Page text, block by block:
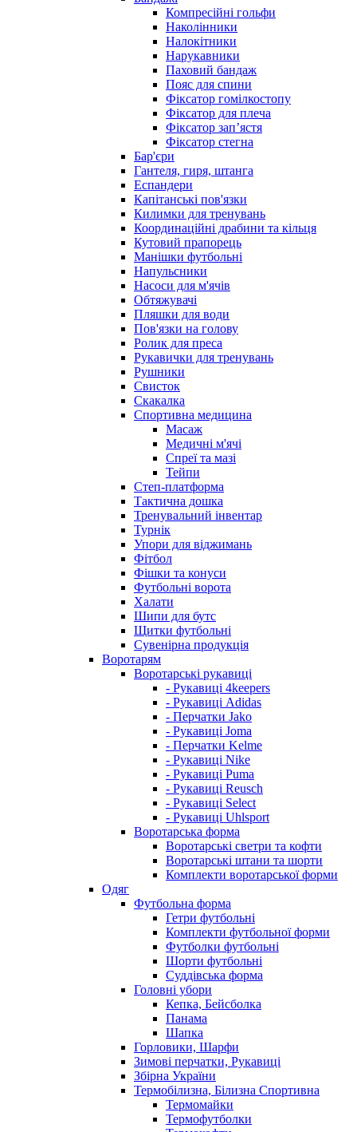
Компресійні гольфи
Наколінники
Налокітники
Нарукавники
Паховий бандаж
Пояс для спини
Фіксатор гомілкостопу
Фіксатор для плеча
Фіксатор запʼястя
Фіксатор стегна
Бар'єри
Гантеля, гиря, штанга
Еспандери
Капітанські пов'язки
Килимки для тренувань
Координаційні драбини та кільця
Кутовий прапорець
Манішки футбольні
Напульсники
Насоси для м'ячів
Обтяжувачі
Пляшки для води
Пов'язки на голову
Ролик для преса
Рукавички для тренувань
Рушники
Свисток
Скакалка
Спортивна медицина
Масаж
Медичні м'ячі
Спреї та мазі
Тейпи
Степ-платформа
Тактична дошка
Тренувальний інвентар
Турнік
Упори для віджимань
Фітбол
Фішки та конуси
Футбольні ворота
Халати
Шипи для бутс
Щитки футбольні
Сувенірна продукція
Воротарям
Воротарські рукавиці
- Рукавиці 4keepers
- Рукавиці Adidas
- Перчатки Jako
- Рукавиці Joma
- Перчатки Kelme
- Рукавиці Nike
- Рукавиці Puma
- Рукавиці Reusch
- Рукавиці Select
- Рукавиці Uhlsport
Воротарська форма
Воротарські светри та кофти
Воротарські штани та шорти
Комплекти воротарської форми
Одяг
Футбольна форма
Гетри футбольні
Комплекти футбольної форми
Футболки футбольні
Шорти футбольні
Суддівська форма
Головні убори
Кепка, Бейсболка
Панама
Шапка
Горловики, Шарфи
Зимові перчатки, Рукавиці
Збірна України
Термобілизна, Білизна Спортивна
Термомайки
Термофутболки